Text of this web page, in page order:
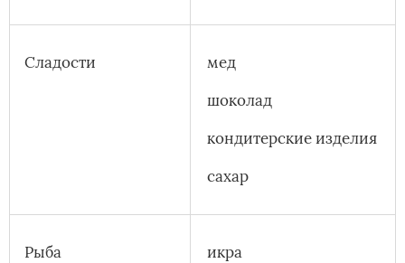
Сладости
мед
шоколад
кондитерские изделия
сахар
Рыба
икра